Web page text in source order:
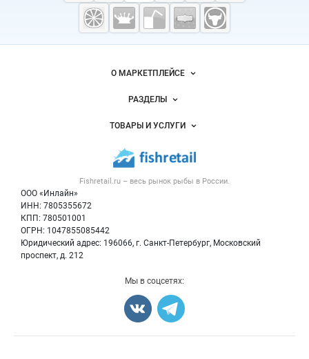
Fishretail.ru —
рыба,
морепродукты
Важные разделы и контакты
Fishretail.ru – весь рынок рыбы в России.
ООО «Инлайн»
ИНН: 7805355672
КПП: 780501001
ОГРН: 1047855085442
Юридический адрес: 196066, г. Санкт-Петербург, Московский
проспект, д. 212
Навигация по сайтуО МАРКЕТПЛЕЙСЕ
Новости Fishretail.ru
Размещение рекламы
Публичная оферта
Контактная информация
Политика обработки персональных данных
РАЗДЕЛЫ
Объявления
Новости рынка
Блог
ТОВАРЫ И УСЛУГИ
Рыба
Икра
Мы в соцсетях: